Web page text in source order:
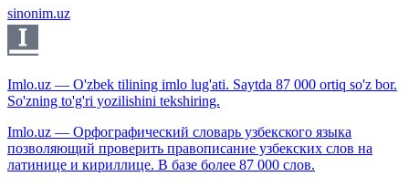
sinonim.uz
Imlo.uz — O'zbek tilining imlo lug'ati. Saytda 87 000 ortiq so'z bor.
So'zning to'g'ri yozilishini tekshiring.
Imlo.uz — Орфографический словарь узбекского языка
позволяющий проверить правописание узбекских слов на
латинице и кириллице. В базе более 87 000 слов.